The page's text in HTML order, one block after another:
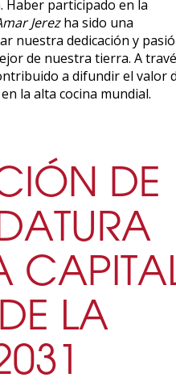
Haber participado en la
Jerezha sido una
nuestra dedicación y
de nuestra tierra. A
a difundir el valor
la alta cocina mundial.
DE
LA